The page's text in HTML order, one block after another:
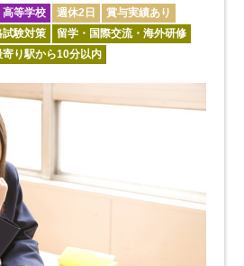
高等学校 週休2日
賞与実績あり
試験対策
留学・国際交流・海外研修
寄り駅から10分以内